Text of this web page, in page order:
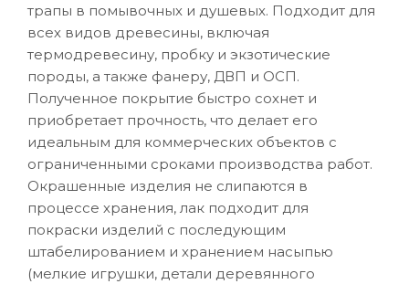
трапы в помывочных и душевых. Подходит для
всех видов древесины, включая
термодревесину, пробку и экзотические
породы, а также фанеру, ДВП и ОСП.
Полученное покрытие быстро сохнет и
приобретает прочность, что делает его
идеальным для коммерческих объектов с
ограниченными сроками производства работ.
Окрашенные изделия не слипаются в
процессе хранения, лак подходит для
покраски изделий с последующим
штабелированием и хранением насыпью
(мелкие игрушки, детали деревянного